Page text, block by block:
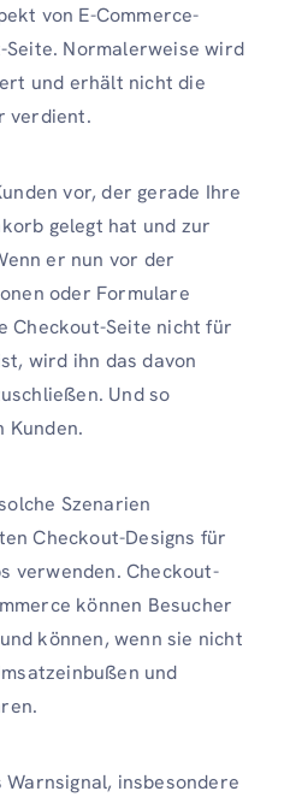
von E-Commerce-
Seite. Normalerweise wird
und erhält nicht die
verdient.
vor, der gerade Ihre
gelegt hat und zur
er nun vor der
oder Formulare
Checkout-Seite nicht für
wird ihn das davon
Und so
Kunden.
Szenarien
Checkout-Designs für
verwenden. Checkout-
können Besucher
können, wenn sie nicht
und
insbesondere